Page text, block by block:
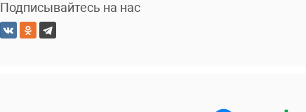
Подписывайтесь на нас